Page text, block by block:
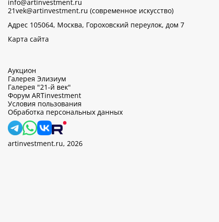
info@artinvestment.ru
21vek@artinvestment.ru (современное искусство)
Адрес 105064, Москва, Гороховский переулок, дом 7
Карта сайта
Аукцион
Галерея Элизиум
Галерея "21-й век"
Форум ARTinvestment
Условия пользования
Обработка персональных данных
artinvestment.ru, 2026